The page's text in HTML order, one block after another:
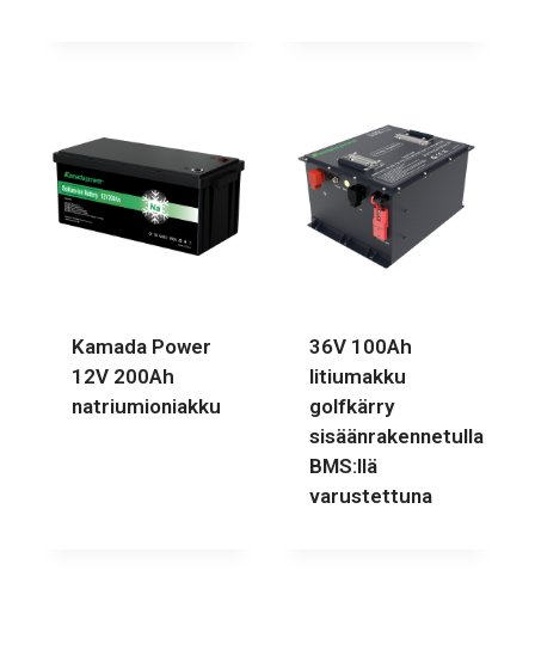
Kamada Power
12V 200Ah
natriumioniakku
36V 100Ah
litiumakku
golfkärry
sisäänrakennetulla
BMS:llä
varustettuna